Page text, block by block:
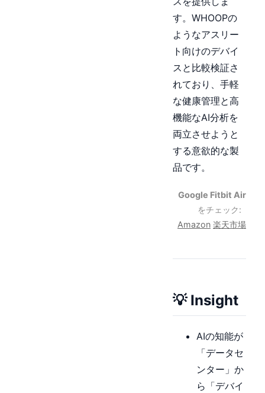
す。WHOOPの
ようなアスリー
ト向けのデバイ
スと比較検証さ
れており、手軽
な健康管理と高
機能なAI分析を
両立させようと
する意欲的な製
品です。
Google Fitbit Air
をチェック:
Amazon 楽天市場
💡 Insight
AIの知能が
「データセ
ンター」か
ら「デバイ